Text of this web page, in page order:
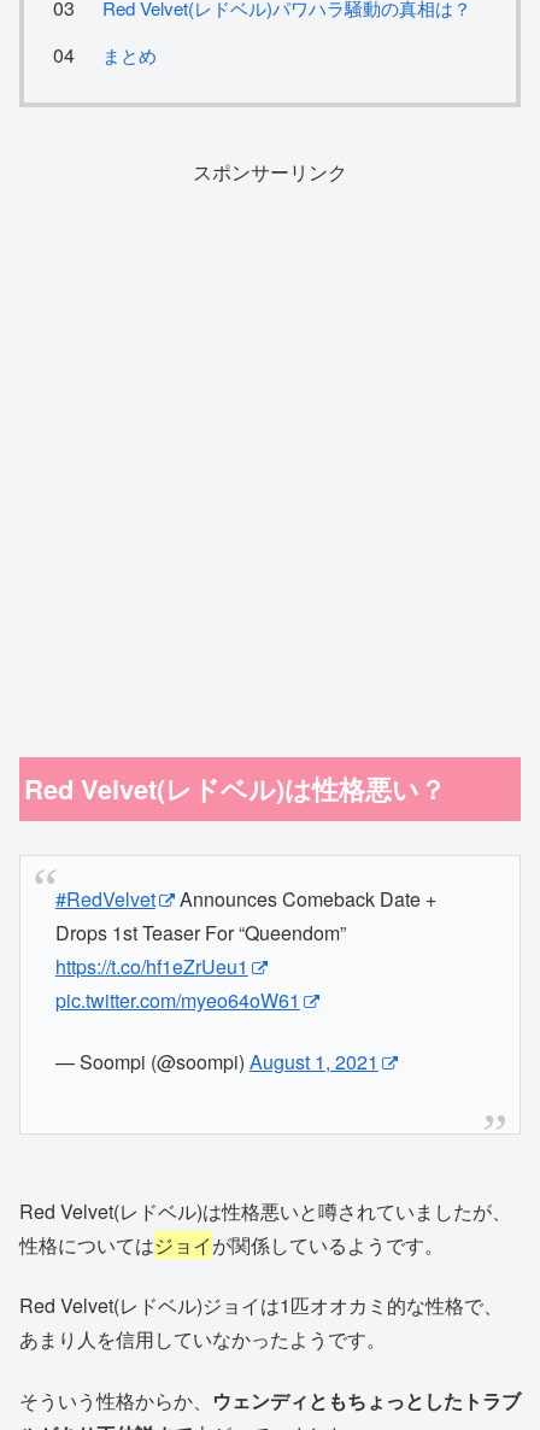
Red Velvet(レドベル)パワハラ騒動の真相は？
まとめ
スポンサーリンク
Red Velvet(レドベル)は性格悪い？
#RedVelvet
Announces Comeback Date +
Drops 1st Teaser For “Queendom”
https://t.co/hf1eZrUeu1
pic.twitter.com/myeo64oW61
— Soompi (@soompi) August 1, 2021
Red Velvet(レドベル)は性格悪いと噂されていましたが、
性格についてはジョイが関係しているようです。
Red Velvet(レドベル)ジョイは1匹オオカミ的な性格で、
あまり人を信用していなかったようです。
そういう性格からか、 ウェンディともちょっとしたトラブ